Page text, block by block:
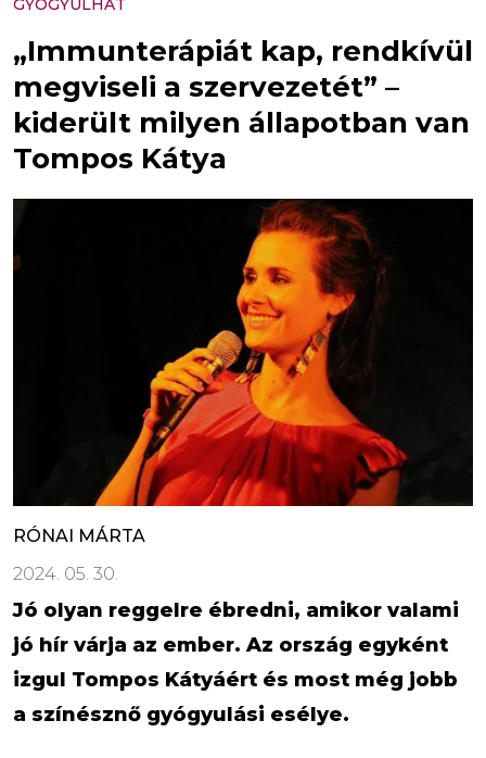
GYÓGYULHAT
„Immunterápiát kap, rendkívül
megviseli a szervezetét” –
kiderült milyen állapotban van
Tompos Kátya
RÓNAI MÁRTA
2024. 05. 30.
Jó olyan reggelre ébredni, amikor valami
jó hír várja az ember. Az ország egyként
izgul Tompos Kátyáért és most még jobb
a színésznő gyógyulási esélye.